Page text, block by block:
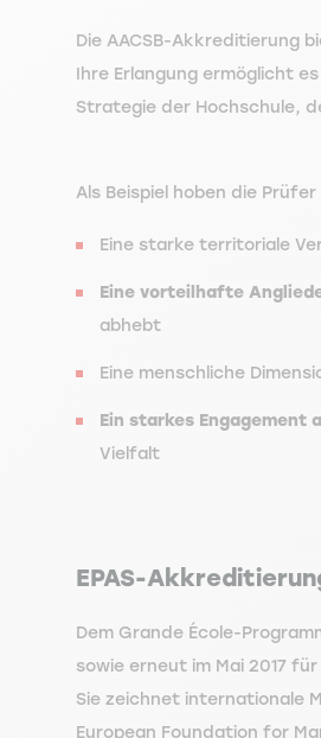
Die AACSB-Akkreditierung
Ihre Erlangung ermöglicht
Strategie der Hochschule,
Als Beispiel hoben die
Eine starke territoriale
Eine vorteilhafte
abhebt
Eine menschliche
Ein starkes Engagement
Vielfalt
EPAS-
Dem Grande École-
sowie erneut im Mai 2017
Sie zeichnet internationale
European Foundation for